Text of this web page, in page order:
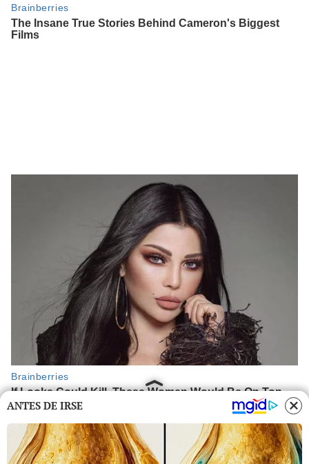
ANTES DE IRSE